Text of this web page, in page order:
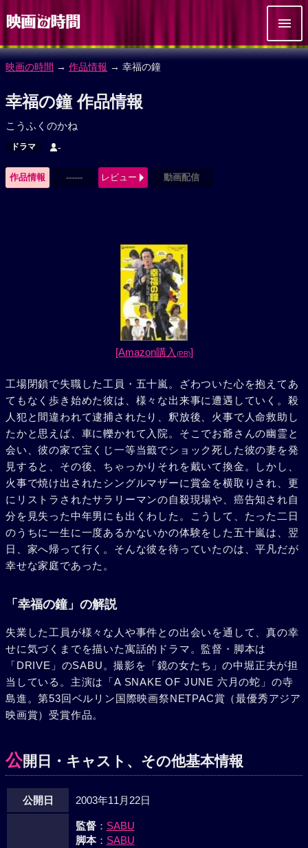
映画の時間 → 作品情報 → 幸福の鐘
幸福の鐘 作品情報
こうふくのかね
ドラマ -
作品情報 ------ レビュー 動画配信
[Amazon購入 (PR)]
工場閉鎖で失職した工員・五十嵐。ざわついた心を抱えてあ
てもなく歩き始めた彼は、様々な出来事に遭遇していく。殺
人犯と間違われて逮捕されたり、釈放後、火事で人命救助し
たかと思えば、車に轢かれて入院。そこでお爺さんの幽霊と
会い、彼の家で宝くじ一等当籤でショック死した彼の妻を発
見すると、その後、ちゃっかりそれを戴いて換金。しかし、
火事で焼け出されたシングルマザーに賞金を横取りされ、更
にリストラされたサラリーマンの自殺現場や、癌告知され自
分を見失った中年男にも出くわした。こうして、たった二日
のうちに一生に一度あるかないかの体験をした五十嵐は、翌
日、家へ帰って行く。そんな彼を待っていたのは、平凡だが
幸せな家庭であった。
「幸福の鐘」の解説
失業した工員が様々な人や事件との出会いを通して、真の幸
せに気づくまでを描いた寓話的ドラマ。監督・脚本は
「DRIVE」のSABU。撮影を「鏡の女たち」の中堀正夫が担
当している。主演は「A SNAKE OF JUNE 六月の蛇」の寺
島進。第53回ベルリン国際映画祭NETPAC賞（最優秀アジア
映画賞）受賞作品。
公開日・キャスト、その他基本情報
公開日 2003年11月22日
監督： SABU
脚本： SABU